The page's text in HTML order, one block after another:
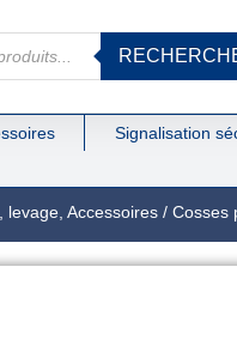
Signalisation
levage, Accessoires/ Cosses